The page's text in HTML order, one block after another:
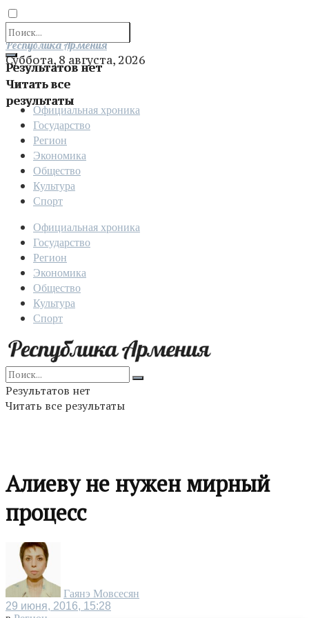
Результатов нет
Читать все
результаты
Отправить
Республика Армения
Суббота, 8 августа, 2026
Официальная хроника
Государство
Регион
Экономика
Общество
Культура
Спорт
Официальная хроника
Государство
Регион
Экономика
Общество
Культура
Спорт
Результатов нет
Читать все результаты
Алиеву не нужен мирный
процесс
Гаянэ Мовсесян
29 июня, 2016, 15:28